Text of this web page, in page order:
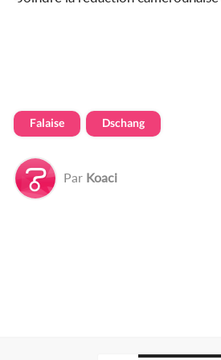
Falaise Dschang
Par Koaci